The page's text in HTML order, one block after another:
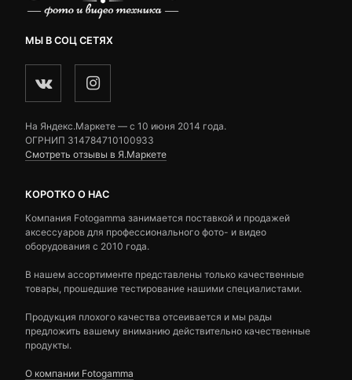
МЫ В СОЦ СЕТЯХ
На Яндекс.Маркете — c 10 июня 2014 года.
ОГРНИП 314784710100933
Смотреть отзывы в Я.Маркете
КОРОТКО О НАС
Компания Fotogamma занимается поставкой и продажей
аксессуаров для профессионального фото- и видео
оборудования с 2010 года.
В нашем ассортименте представлены только качественные
товары, прошедшие тестирование нашими специалистами.
Продукция плохого качества отсеивается и мы рады
предложить вашему вниманию действительно качественные
продукты.
О компании Fotogamma